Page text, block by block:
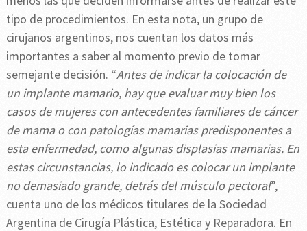
tipo de procedimientos. En esta nota, un grupo de
cirujanos argentinos, nos cuentan los datos más
importantes a saber al momento previo de tomar
semejante decisión. “Antes de indicar la colocación de
un implante mamario, hay que evaluar muy bien los
casos de mujeres con antecedentes familiares de cáncer
de mama o con patologías mamarias predisponentes a
esta enfermedad, como algunas displasias mamarias. En
estas circunstancias, lo indicado es colocar un implante
no demasiado grande, detrás del músculo pectoral”,
cuenta uno de los médicos titulares de la Sociedad
Argentina de Cirugía Plástica, Estética y Reparadora. En